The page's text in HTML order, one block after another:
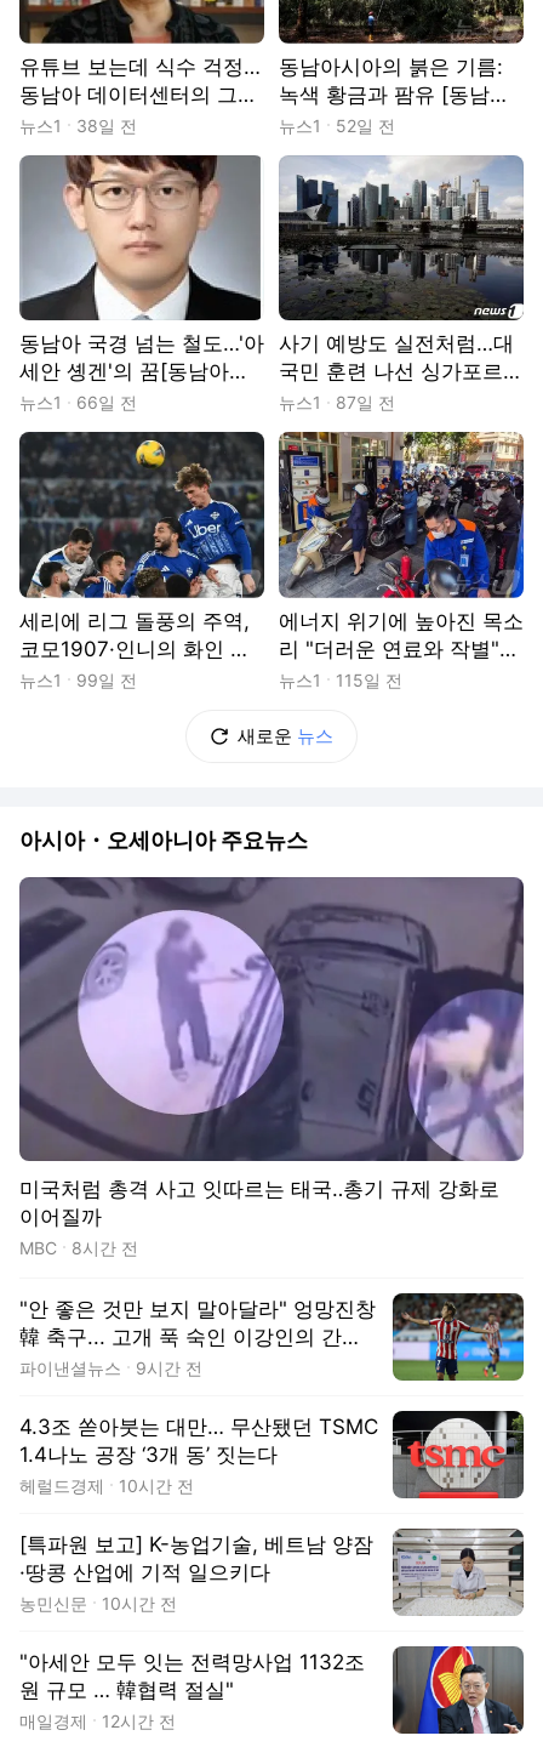
유튜브 보는데 식수 걱정…
동남아 데이터센터의 그늘
[동남아시아 TODAY]
뉴스1 38일 전
동남아시아의 붉은 기름:
녹색 황금과 팜유 [동남아
시아 TODAY]
뉴스1 52일 전
동남아 국경 넘는 철도…'아
세안 솅겐'의 꿈[동남아시
아 TODAY]
뉴스1 66일 전
사기 예방도 실전처럼…대
국민 훈련 나선 싱가포르
[동남아시아 TODAY]
뉴스1 87일 전
세리에 리그 돌풍의 주역,
코모1907·인니의 화인 기
업[동남아시아 TODAY]
뉴스1 99일 전
에너지 위기에 높아진 목소
리 "더러운 연료와 작별"
[동남아시아 TODAY]
뉴스1 115일 전
새로운 뉴스
아시아・오세아니아 주요뉴스
미국처럼 총격 사고 잇따르는 태국‥총기 규제 강화로
이어질까
MBC 8시간 전
"안 좋은 것만 보지 말아달라" 엉망진창
韓 축구... 고개 푹 숙인 이강인의 간절
한 호소
파이낸셜뉴스 9시간 전
4.3조 쏟아붓는 대만… 무산됐던 TSMC
1.4나노 공장 ‘3개 동’ 짓는다
헤럴드경제 10시간 전
[특파원 보고] K-농업기술, 베트남 양잠
·땅콩 산업에 기적 일으키다
농민신문 10시간 전
"아세안 모두 잇는 전력망사업 1132조
원 규모 … 韓협력 절실"
매일경제 12시간 전